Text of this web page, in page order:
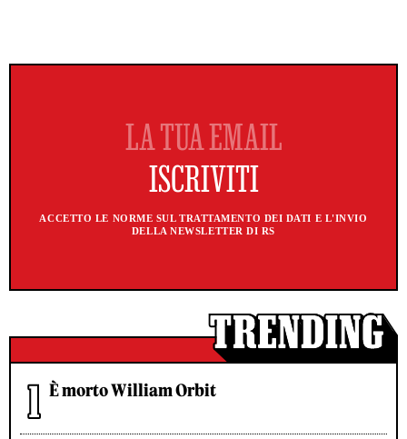
ACCETTO LE NORME SUL TRATTAMENTO DEI DATI E L'INVIO
DELLA NEWSLETTER DI RS
È morto William Orbit